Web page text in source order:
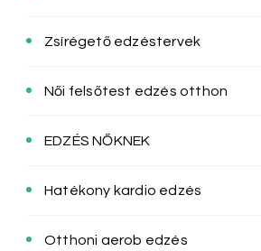
Zsírégető edzéstervek
Női felsőtest edzés otthon
EDZÉS NŐKNEK
Hatékony kardio edzés
Otthoni aerob edzés